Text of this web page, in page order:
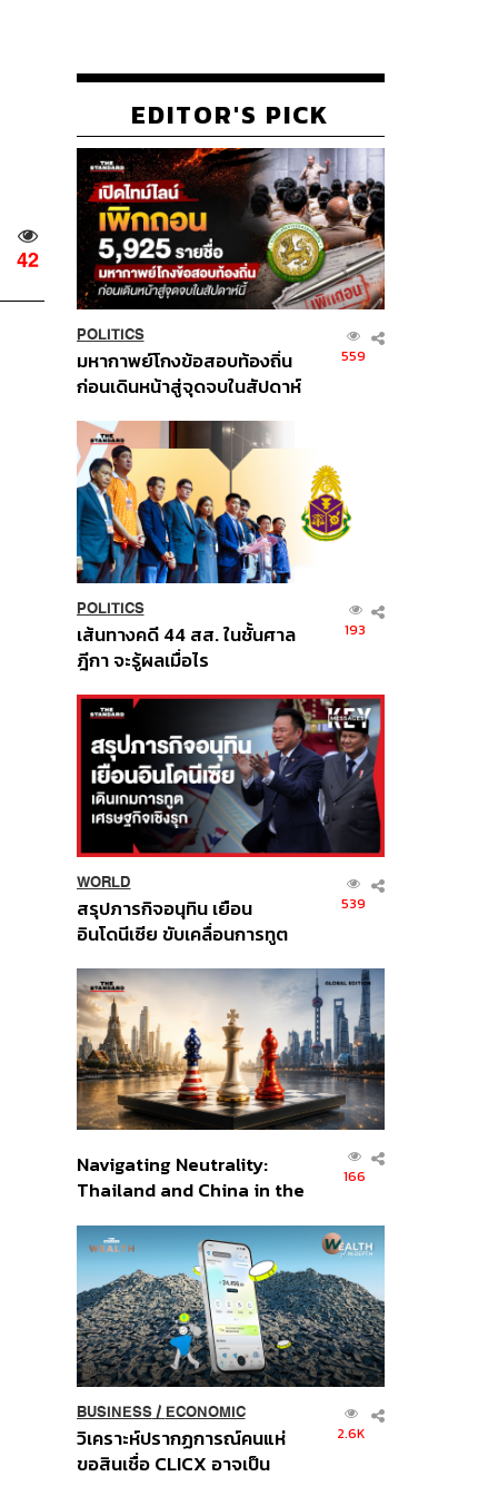
42
EDITOR'S PICK
POLITICS
มหากาพย์โกงข้อสอบท้องถิ่น
ก่อนเดินหน้าสู่จุดจบในสัปดาห์
559
POLITICS
เส้นทางคดี 44 สส. ในชั้นศาล
ฎีกา จะรู้ผลเมื่อไร
193
WORLD
สรุปภารกิจอนุทิน เยือน
อินโดนีเซีย ขับเคลื่อนการทูต
ส่วนยุทธศาสตร์ไทย –
อินโดนีเซีย
539
Navigating Neutrality:
Thailand and China in the
Order
166
BUSINESS/ ECONOMIC
วิเคราะห์ปรากฏการณ์คนแห่
ขอสินเชื่อ CLICX อาจเป็น
2.6K